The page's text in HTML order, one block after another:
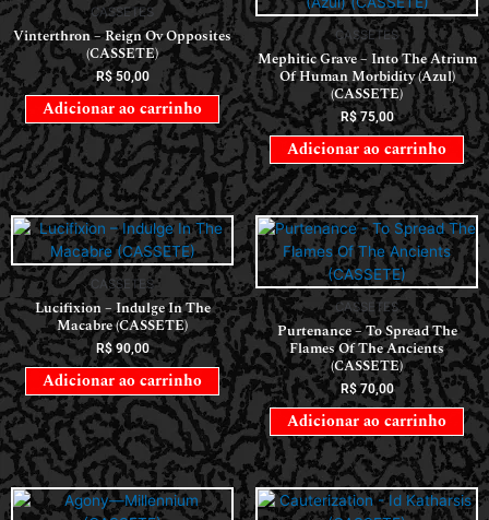
CASSETES
Lucifixion – Indulge In The
Macabre (CASSETE)
R$90,00
Adicionar ao carrinho
CASSETES
Purtenance – To Spread The
Flames Of The Ancients
(CASSETE)
R$70,00
Adicionar ao carrinho
CASSETES
Agony—Millennium (CASSETE)
R$90,00
Adicionar ao carrinho
CASSETES
Cauterization – Id Katharsis
(CASSETE)
R$50,00
Adicionar ao carrinho